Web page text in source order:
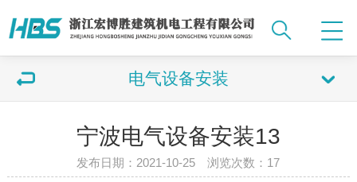
电气设备安装
宁波电气设备安装13
发布日期：2021-10-25 浏览次数： 17